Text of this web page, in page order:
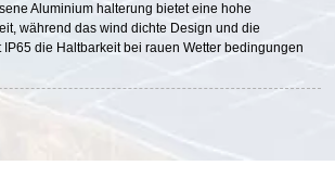
Aluminium halterung bietet eine hohe
während das wind dichte Design und die
die Haltbarkeit bei rauen Wetter bedingungen